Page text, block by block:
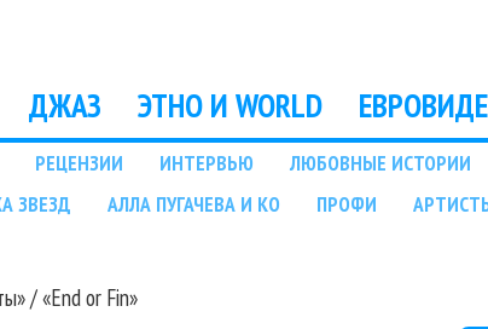
ДЖАЗ ЭТНО И WORLD
РЕЦЕНЗИИ ИНТЕРВЬЮ ЛЮБОВНЫЕ ИСТОРИИ
ЗВЕЗД АЛЛА ПУГАЧЕВА И КО ПРОФИ
/ «End or Fin»